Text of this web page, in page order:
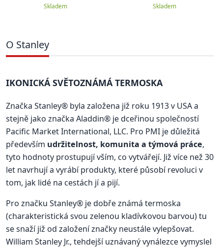
Skladem Skladem
O Stanley
IKONICKÁ SVĚTOZNÁMÁ TERMOSKA
Značka Stanley® byla založena již roku 1913 v USA a
stejně jako značka Aladdin® je dceřinou společností
Pacific Market International, LLC. Pro PMI je důležitá
především udržitelnost, komunita a týmová práce,
tyto hodnoty prostupují vším, co vytvářejí. Již více než 30
let navrhují a vyrábí produkty, které působí revoluci v
tom, jak lidé na cestách jí a pijí.
Pro značku Stanley® je dobře známá termoska
(charakteristická svou zelenou kladívkovou barvou) tu
se snaží již od založení značky neustále vylepšovat.
William Stanley Jr., tehdejší uznávaný vynálezce vymyslel